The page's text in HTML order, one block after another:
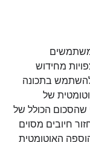
מחידוש
בתכונה
של
שהסכום הכולל של
חיובים מסוים
האוטומטית